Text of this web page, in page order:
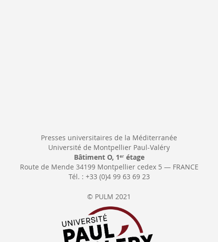
Presses universitaires de la Méditerranée
Université de Montpellier Paul-Valéry
Bâtiment O, 1 erétage
Route de Mende 34199 Montpellier cedex 5 — FRANCE
Tél. : +33 (0)4 99 63 69 23
© PULM 2021